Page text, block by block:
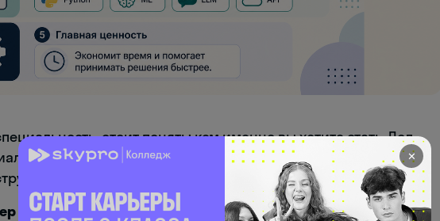
стоит понять: кем именно вы хотите стать. Под
по ИИ» скрываются совершенно разные профессии с
и уровнем погружения в математику.
машинного обучения и Data Scientist в реальной работе
✕